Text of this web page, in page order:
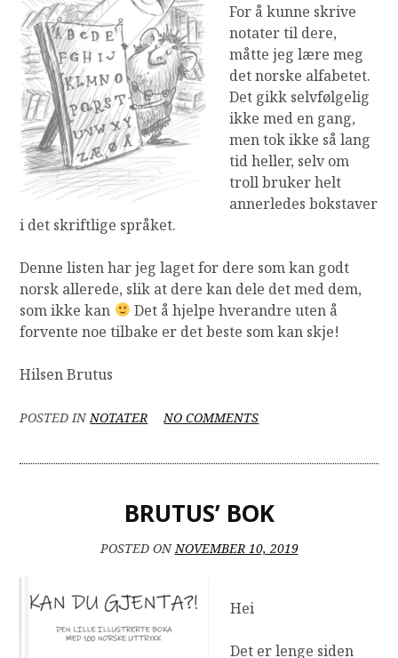
For å kunne skrive
notater til dere,
måtte jeg lære meg
det norske alfabetet.
Det gikk selvfølgelig
ikke med en gang,
men tok ikke så lang
tid heller, selv om
troll bruker helt
annerledes bokstaver
i det skriftlige språket.
Denne listen har jeg laget for dere som kan godt
norsk allerede, slik at dere kan dele det med dem,
som ikke kan
Det å hjelpe hverandre uten å
forvente noe tilbake er det beste som kan skje!
Hilsen Brutus
POSTED INNOTATER NO COMMENTSON
LETT
Å
HUSKE
BRUTUS’ BOK
POSTED ON NOVEMBER 10, 2019
Hei
Det er lenge siden